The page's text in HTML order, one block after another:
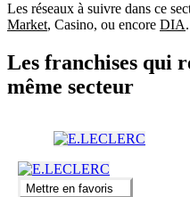
Les réseaux à suivre dans ce
Market, Casino, ou encore DIA.
Les franchises qui
même secteur
Mettre en favoris